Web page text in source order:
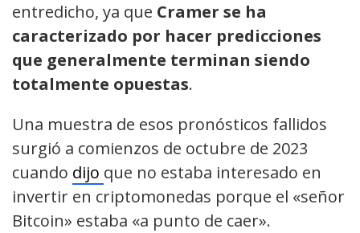
entredicho, ya que Cramer se ha
caracterizado por hacer predicciones
que generalmente terminan siendo
totalmente opuestas.
Una muestra de esos pronósticos fallidos
surgió a comienzos de octubre de 2023
cuando dijo que no estaba interesado en
invertir en criptomonedas porque el «señor
Bitcoin» estaba «a punto de caer».